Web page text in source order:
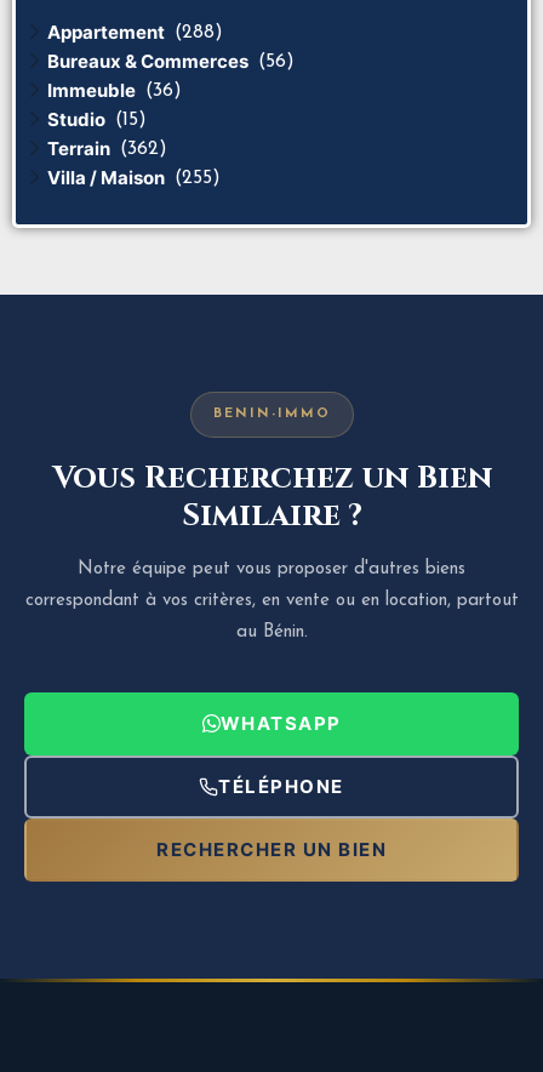
Appartement (288)
Bureaux & Commerces (56)
Immeuble (36)
Studio (15)
Terrain (362)
Villa / Maison (255)
BENIN-IMMO
Vous Recherchez un Bien
Similaire ?
Notre équipe peut vous proposer d'autres biens
correspondant à vos critères, en vente ou en location, partout
au Bénin.
WHATSAPP
TÉLÉPHONE
RECHERCHER UN BIEN